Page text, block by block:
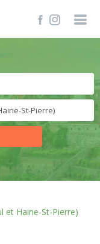
et Haine-St-Pierre)